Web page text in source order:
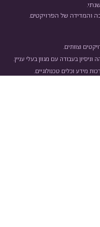
והמדידה של הפרויקטים.
וצוותים.
וניסיון בעבודה עם מגוון בעלי עניין.
מידע וכלים טכנולוגיים.